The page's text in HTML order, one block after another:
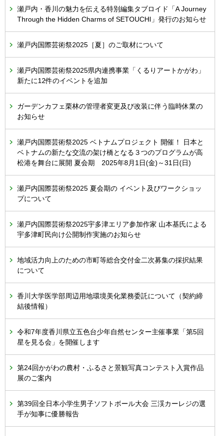
瀬戸内・香川の魅力を伝える特別編集タブロイド「A Journey
Through the Hidden Charms of SETOUCHI」発行のお知らせ
瀬戸内国際芸術祭2025［夏］のご取材について
瀬戸内国際芸術祭2025県内連携事業「くるりアートかがわ」
新たに12件のイベントを追加
ガーデンカフェ栗林の管理者変更及び改装に伴う臨時休業の
お知らせ
瀬戸内国際芸術祭2025 ベトナムプロジェクト 開催！ 日本と
ベトナムの新たな交流の架け橋となる３つのプログラムが高
松港を舞台に展開 夏会期 2025年8月1日(金)～31日(日)
瀬戸内国際芸術祭2025 夏会期の イベント及びワークショッ
プについて
瀬戸内国際芸術祭2025宇多津エリア参加作家 山本基氏による
宇多津町民向け公開制作実施のお知らせ
地域活力向上のための市町等総合交付金二次募集の採択結果
について
香川大学医学部周辺用地環境美化業務委託について（契約締
結後情報）
令和7年度香川県立五色台少年自然センター主催事業「第5回
星を見る会」を開催します
第24回かがわの農村・ふるさと景観写真コンテスト入賞作品
展のご案内
第39回全日本小学生男子ソフトボール大会 三渓カーレジの選
手が知事に優勝報告